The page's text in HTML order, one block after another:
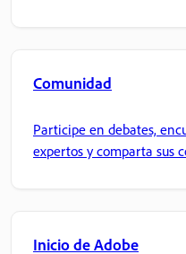
Comunidad
Participe en debates,
expertos y comparta sus
Inicio de Adobe